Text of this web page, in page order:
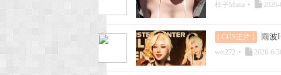
柚子Mana •
[ COS正片 ] 雨波
wei272 • 2026-6-